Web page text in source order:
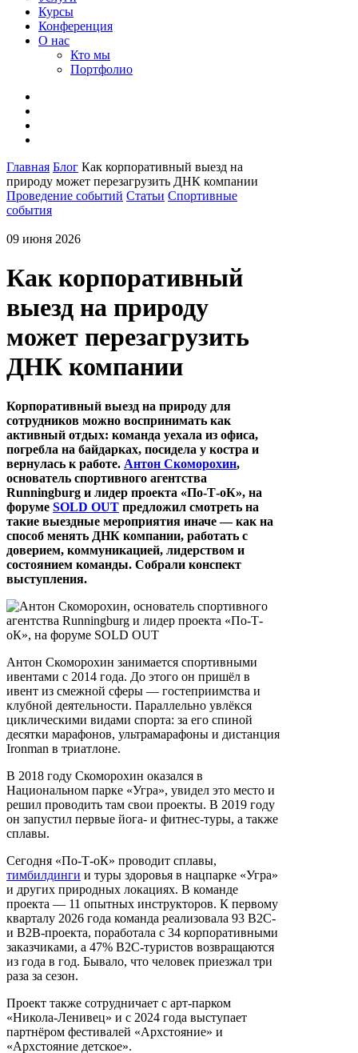
Курсы
Конференция
О нас
Кто мы
Портфолио
Главная Блог Как корпоративный выезд на
природу может перезагрузить ДНК компании
Проведение событий Статьи Спортивные
события
09 июня 2026
Как корпоративный
выезд на природу
может перезагрузить
ДНК компании
Корпоративный выезд на природу для
сотрудников можно воспринимать как
активный отдых: команда уехала из офиса,
погребла на байдарках, посидела у костра и
вернулась к работе. Антон Скоморохин,
основатель спортивного агентства
Runningburg и лидер проекта «По-Т-оК», на
форуме SOLD OUT предложил смотреть на
такие выездные мероприятия иначе — как на
способ менять ДНК компании, работать с
доверием, коммуникацией, лидерством и
состоянием команды. Собрали конспект
выступления.
Антон Скоморохин занимается спортивными
ивентами с 2014 года. До этого он пришёл в
ивент из смежной сферы — гостеприимства и
клубной деятельности. Параллельно увлёкся
циклическими видами спорта: за его спиной
десятки марафонов, ультрамарафоны и дистанция
Ironman в триатлоне.
В 2018 году Скоморохин оказался в
Национальном парке «Угра», увидел это место и
решил проводить там свои проекты. В 2019 году
он запустил первые йога- и фитнес-туры, а также
сплавы.
Сегодня «По-Т-оК» проводит сплавы,
тимбилдинги и туры здоровья в нацпарке «Угра»
и других природных локациях. В команде
проекта — 11 опытных инструкторов. К первому
кварталу 2026 года команда реализовала 93 B2C-
и B2B-проекта, поработала с 34 корпоративными
заказчиками, а 47% B2C-туристов возвращаются
из года в год. Бывало, что человек приезжал три
раза за сезон.
Проект также сотрудничает с арт-парком
«Никола-Ленивец» и с 2024 года выступает
партнёром фестивалей «Архстояние» и
«Архстояние детское».